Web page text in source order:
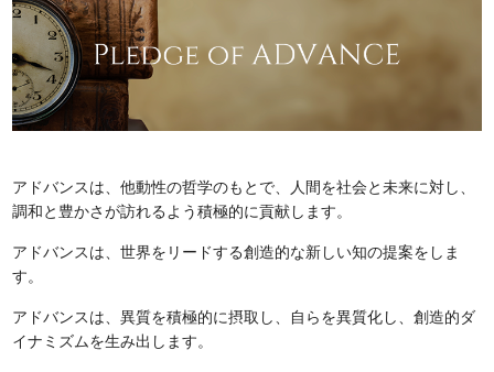
アドバンスは、他動性の哲学のもとで、人間を社会と未来に対し、
調和と豊かさが訪れるよう積極的に貢献します。
アドバンスは、世界をリードする創造的な新しい知の提案をしま
す。
アドバンスは、異質を積極的に摂取し、自らを異質化し、創造的ダ
イナミズムを生み出します。